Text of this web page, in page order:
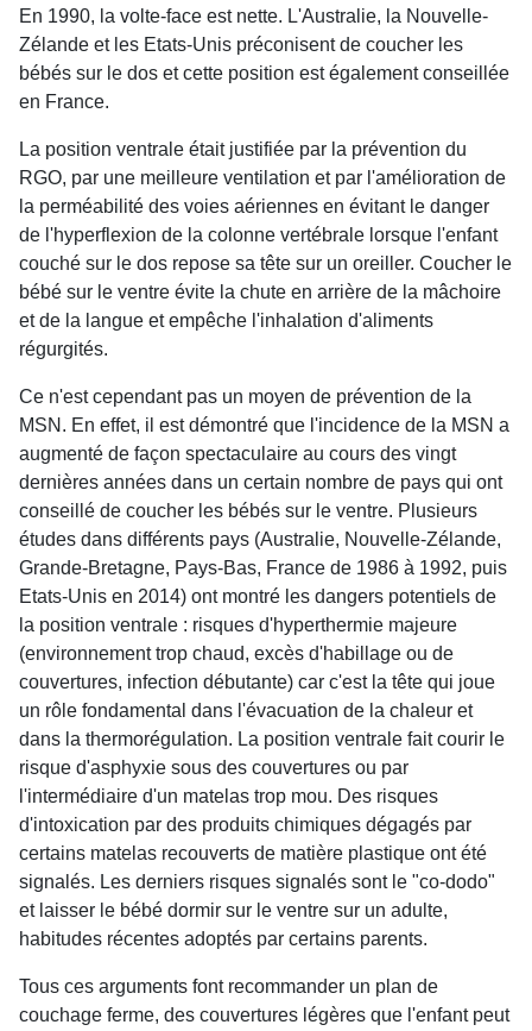
En 1990, la volte-face est nette. L'Australie, la Nouvelle-
Zélande et les Etats-Unis préconisent de coucher les
bébés sur le dos et cette position est également conseillée
en France.
La position ventrale était justifiée par la prévention du
RGO, par une meilleure ventilation et par l'amélioration de
la perméabilité des voies aériennes en évitant le danger
de l'hyperflexion de la colonne vertébrale lorsque l'enfant
couché sur le dos repose sa tête sur un oreiller. Coucher le
bébé sur le ventre évite la chute en arrière de la mâchoire
et de la langue et empêche l'inhalation d'aliments
régurgités.
Ce n'est cependant pas un moyen de prévention de la
MSN. En effet, il est démontré que l'incidence de la MSN a
augmenté de façon spectaculaire au cours des vingt
dernières années dans un certain nombre de pays qui ont
conseillé de coucher les bébés sur le ventre. Plusieurs
études dans différents pays (Australie, Nouvelle-Zélande,
Grande-Bretagne, Pays-Bas, France de 1986 à 1992, puis
Etats-Unis en 2014) ont montré les dangers potentiels de
la position ventrale : risques d'hyperthermie majeure
(environnement trop chaud, excès d'habillage ou de
couvertures, infection débutante) car c'est la tête qui joue
un rôle fondamental dans l'évacuation de la chaleur et
dans la thermorégulation. La position ventrale fait courir le
risque d'asphyxie sous des couvertures ou par
l'intermédiaire d'un matelas trop mou. Des risques
d'intoxication par des produits chimiques dégagés par
certains matelas recouverts de matière plastique ont été
signalés. Les derniers risques signalés sont le "co-dodo"
et laisser le bébé dormir sur le ventre sur un adulte,
habitudes récentes adoptés par certains parents.
Tous ces arguments font recommander un plan de
couchage ferme, des couvertures légères que l'enfant peut